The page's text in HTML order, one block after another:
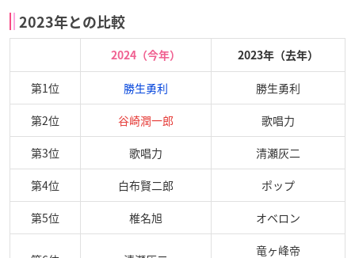
2023年との比較
2024（今年） 2023年（去年）
第1位 勝生勇利 勝生勇利
第2位 谷崎潤一郎 歌唱力
第3位 歌唱力 清瀬灰二
第4位 白布賢二郎 ポップ
第5位 椎名旭 オベロン
竜ヶ峰帝